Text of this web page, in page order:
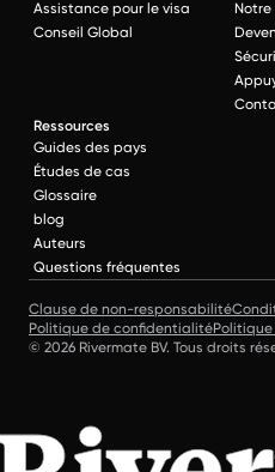
Assistance pour le visa
Conseil Global
Notre
Ressources
Guides des pays
Études de cas
Glossaire
blog
Auteurs
Questions fréquentes
Clause de non-responsabilité
Politique de confidentialité
© 2026 Rivermate BV. Tous droits